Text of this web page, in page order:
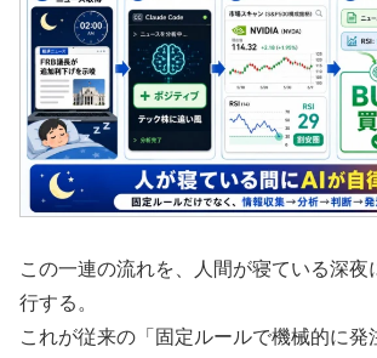
この一連の流れを、人間が寝ている深夜
行する。
これが従来の「固定ルールで機械的に発